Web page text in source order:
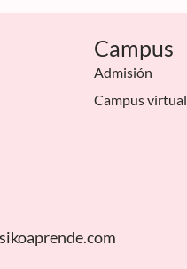
Campus
Admisión
Campus virtual